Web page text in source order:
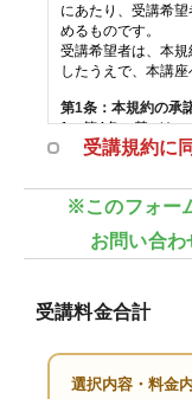
にあたり、受講希
めるものです。
受講希望者は、本
したうえで、本講座
第1条：本規約の承
1．第4条に基づき
受講者（以下「受
2．当協会は、必要
者から個別の承諾
3．本規約の変更が
第2条：提供サービス
ことは可能ですが
受講規約に
※このフォー
お問い合わ
受講料金合計
選択内容・料金